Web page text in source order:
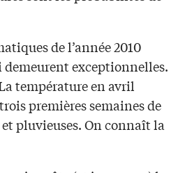
de l’année 2010
demeurent exceptionnelles.
température en avril
premières semaines de
pluvieuses. On connaît la